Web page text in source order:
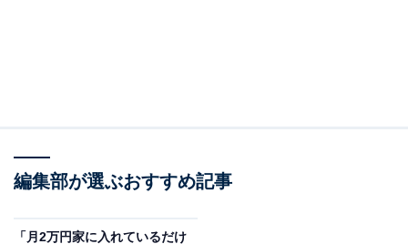
編集部が選ぶおすすめ記事
「月2万円家に入れているだけ